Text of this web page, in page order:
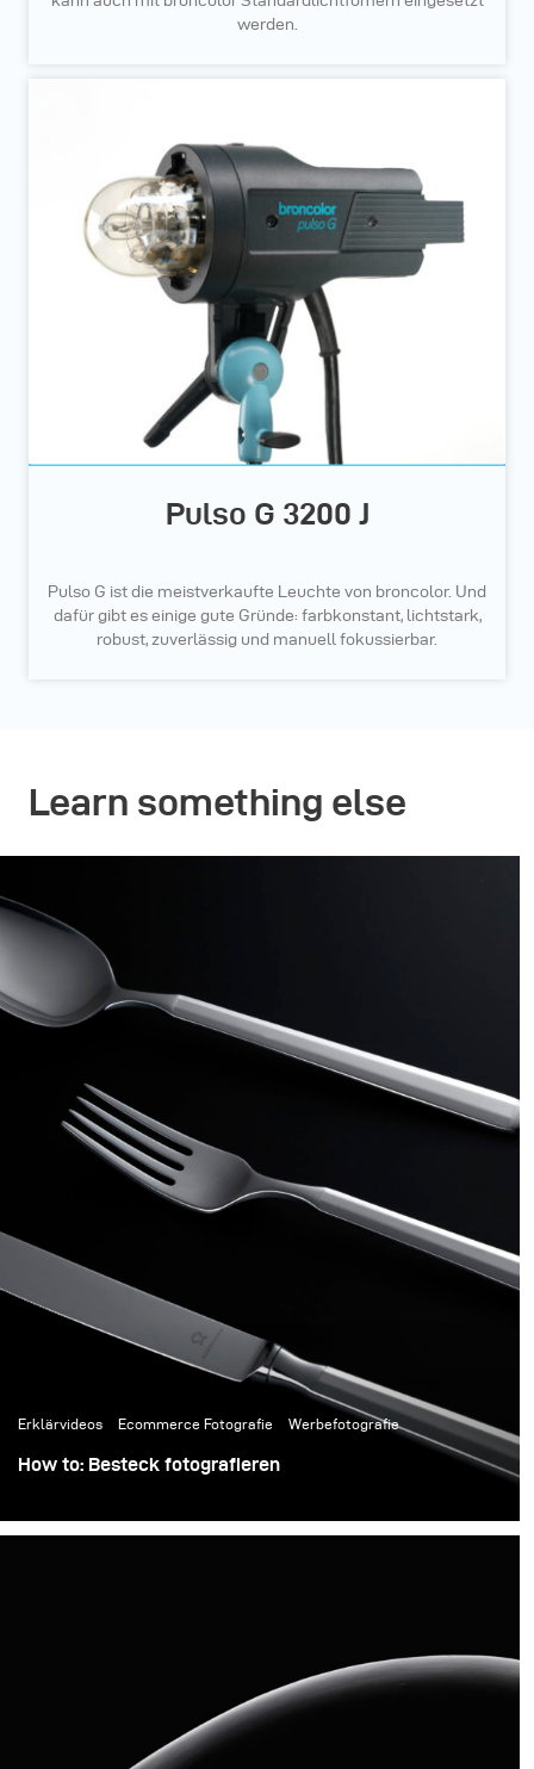
werden.
Pulso G 3200 J
Pulso G ist die meistverkaufte Leuchte von broncolor. Und
dafür gibt es einige gute Gründe: farbkonstant, lichtstark,
robust, zuverlässig und manuell fokussierbar.
Learn something else
Erklärvideos Ecommerce Fotografie Werbefotografie
How to: Besteck fotografieren